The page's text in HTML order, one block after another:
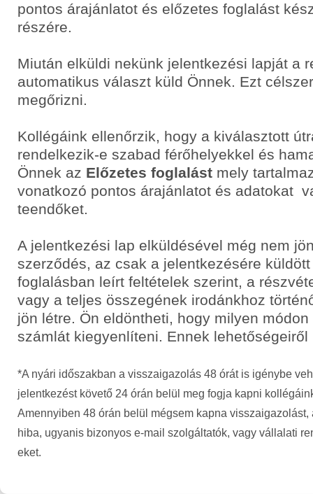
pontos árajánlatot és előzetes foglalást
részére.
Miután elküldi nekünk jelentkezési lapját a
automatikus választ küld Önnek. Ezt
megőrizni.
Kollégáink ellenőrzik, hogy a kiválasztott
rendelkezik-e szabad férőhelyekkel és
Önnek az Előzetes foglalást mely
vonatkozó pontos árajánlatot és adatokat
teendőket.
A jelentkezési lap elküldésével még nem
szerződés, az csak a jelentkezésére
foglalásban leírt feltételek szerint, a
vagy a teljes összegének irodánkhoz
jön létre. Ön eldöntheti, hogy milyen
számlát kiegyenlíteni. Ennek lehetőségeiről
*A nyári időszakban a visszaigazolás 48 órát is igénybe
jelentkezést követő 24 órán belül meg fogja kapni
Amennyiben 48 órán belül mégsem kapna
hiba, ugyanis bizonyos e-mail szolgáltatók, vagy vállalati
eket.